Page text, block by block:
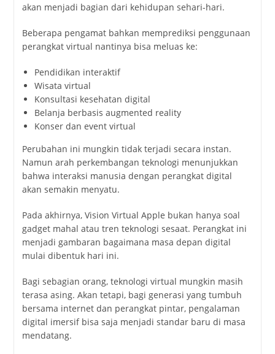
akan menjadi bagian dari kehidupan sehari-hari.
Beberapa pengamat bahkan memprediksi penggunaan
perangkat virtual nantinya bisa meluas ke:
Pendidikan interaktif
Wisata virtual
Konsultasi kesehatan digital
Belanja berbasis augmented reality
Konser dan event virtual
Perubahan ini mungkin tidak terjadi secara instan.
Namun arah perkembangan teknologi menunjukkan
bahwa interaksi manusia dengan perangkat digital
akan semakin menyatu.
Pada akhirnya, Vision Virtual Apple bukan hanya soal
gadget mahal atau tren teknologi sesaat. Perangkat ini
menjadi gambaran bagaimana masa depan digital
mulai dibentuk hari ini.
Bagi sebagian orang, teknologi virtual mungkin masih
terasa asing. Akan tetapi, bagi generasi yang tumbuh
bersama internet dan perangkat pintar, pengalaman
digital imersif bisa saja menjadi standar baru di masa
mendatang.